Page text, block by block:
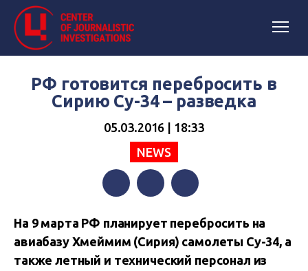
РФ готовится перебросить в
Сирию Су-34 – разведка
05.03.2016 | 18:33
NEWS
На 9 марта РФ планирует перебросить на
авиабазу Хмеймим (Сирия) самолеты Су-34, а
также летный и технический персонал из